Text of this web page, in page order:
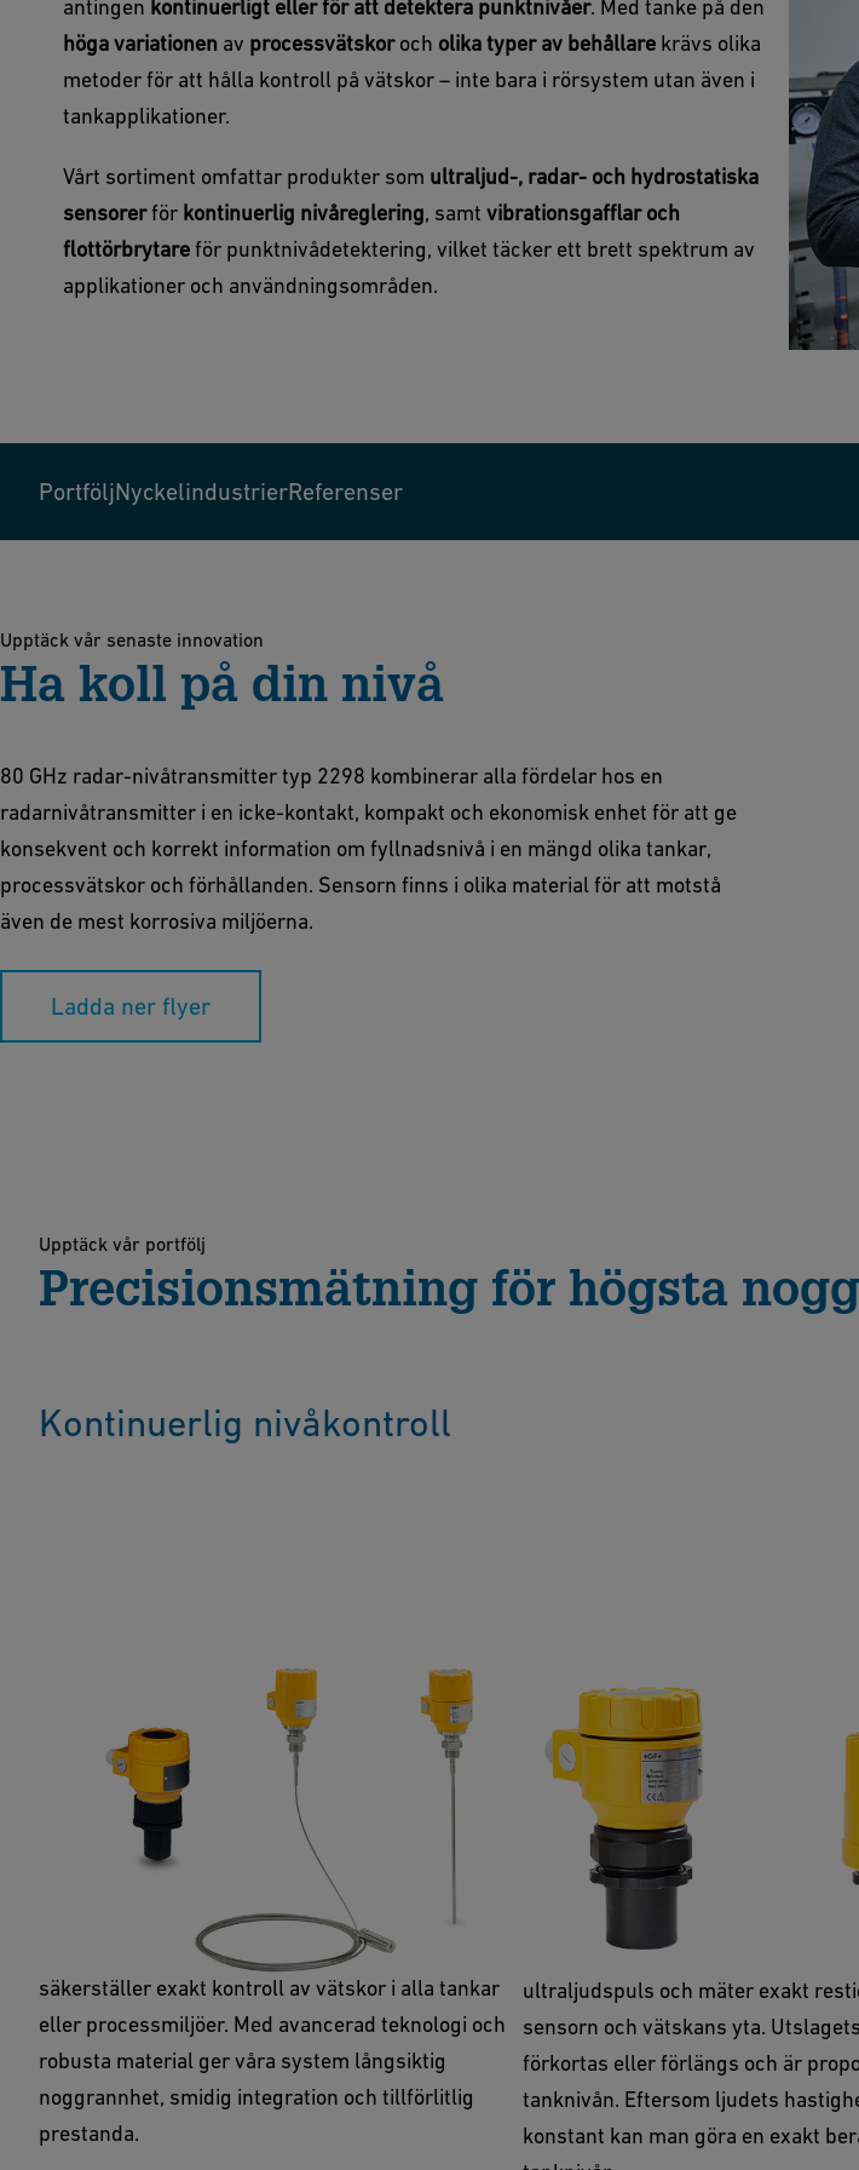
antingen kontinuerligt eller för att detektera punktnivåer. Med tanke på den
höga variationen av processvätskoroch olika typer av behållare krävs olika
metoder för att hålla kontroll på vätskor – inte bara i rörsystem utan även i
tankapplikationer.
Vårt sortiment omfattar produkter som ultraljud-, radar- och hydrostatiska
sensorerför kontinuerlig nivåreglering, samt vibrationsgafflar och
flottörbrytareför punktnivådetektering, vilket täcker ett brett spektrum av
applikationer och användningsområden.
PortföljNyckelindustrierReferenser
Upptäck vår senaste innovation
Ha koll på din nivå
80 GHz radar-nivåtransmitter typ 2298 kombinerar alla fördelar hos en
radarnivåtransmitter i en icke-kontakt, kompakt och ekonomisk enhet för att ge
konsekvent och korrekt information om fyllnadsnivå i en mängd olika tankar,
processvätskor och förhållanden. Sensorn finns i olika material för att motstå
även de mest korrosiva miljöerna.
Ladda ner flyer
Upptäck vår portfölj
Precisionsmätning för högsta
Kontinuerlig nivåkontroll
Radarbaserad kontinuerlig
Vi levererar pålitliga nivåmätningslösningar som
säkerställer exakt kontroll av vätskor i alla tankar
eller processmiljöer. Med avancerad teknologi och
robusta material ger våra system långsiktig
noggrannhet, smidig integration och tillförlitlig
prestanda.
Ultraljudsnivåmätning
Topmonterat avger sensorhuvudet
ultraljudspuls och mäter exakt
sensorn och vätskans yta.
förkortas eller förlängs och är
tanknivån. Eftersom ljudets
konstant kan man göra en exakt